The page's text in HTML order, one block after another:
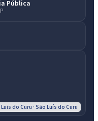
Pública
do Curu · São Luís do Curu
legislação, Diário Oficial,
do município.